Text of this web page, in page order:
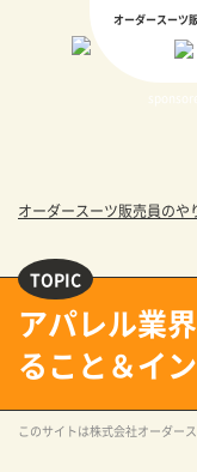
オーダースーツ
オーダースーツ販売員の
アパレル業
ること＆イ
このサイトは株式会社オーダー